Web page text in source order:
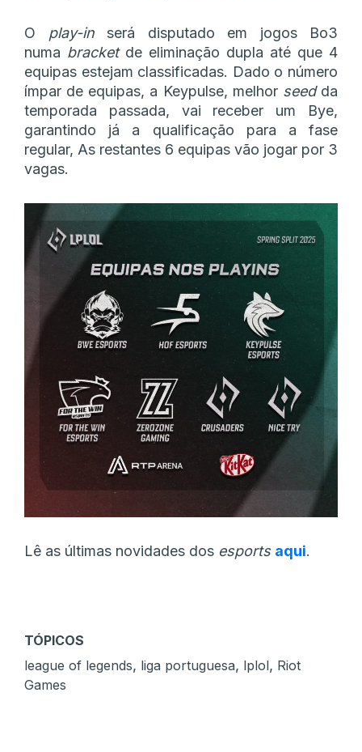
O play-inserá disputado em jogos Bo3
numa bracketde eliminação dupla até que 4
equipas estejam classificadas. Dado o número
ímpar de equipas, a Keypulse, melhor seedda
temporada passada, vai receber um Bye,
garantindo já a qualificação para a fase
regular, As restantes 6 equipas vão jogar por 3
vagas.
Lê as últimas novidades dos esports aqui.
TÓPICOS
league of legends, liga portuguesa, lplol, Riot
Games